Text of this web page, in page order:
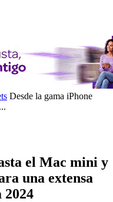
Desde la gama iPhone
el Mac mini y
una extensa
2024